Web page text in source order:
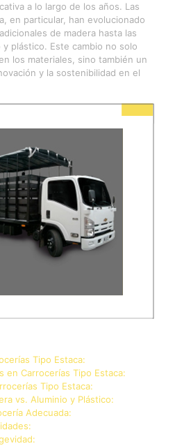
a lo largo de los años. Las
en particular, han evolucionado
de madera hasta las
y plástico. Este cambio no solo
los materiales, sino también un
y la sostenibilidad en el
Tipo Estaca:
en Carrocerías Tipo Estaca:
Tipo Estaca:
vs. Aluminio y Plástico:
Adecuada: